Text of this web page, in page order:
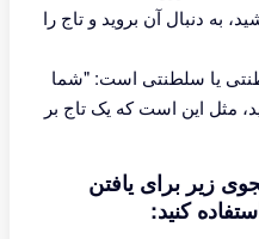
به دنبال آن بروید و تاج را
یا سلطنتی است: "شما
مثل این است که یک تاج بر
زیر برای یافتن
کنید: